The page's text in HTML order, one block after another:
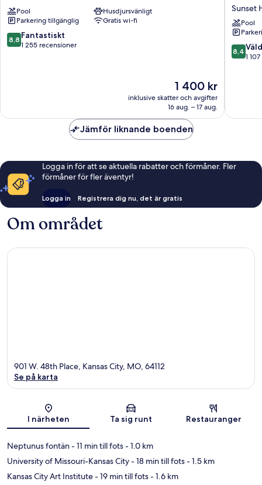
Country
Club
Plaza
West
Pool
Husdjursvänligt
Parkering tillgänglig
Gratis wi-fi
8.8
av
8,8 Fantastiskt
1 255 recensioner
Priset
är
1 400 kr
1 400 kr
inklusive skatter och avgifter
16 aug. – 17 aug.
at
The
Plaza
by
IHG
Sunset
Pool
8.4
av
8,4
1
Jämför liknande boenden
Logga in för att se aktuella rabatter och förmåner. Fler
förmåner för fler äventyr!
Logga in Registrera dig nu, det är gratis
Om området
Karta
901 W. 48th Place, Kansas City, MO, 64112
Se på karta
I närheten Ta sig runt Restauranger
Neptunus fontän- 11 min till fots- 1.0 km
University of Missouri-Kansas City- 18 min till fots- 1.5 km
Kansas City Art Institute- 19 min till fots- 1.6 km